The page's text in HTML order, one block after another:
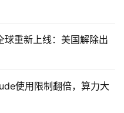
重新上线：美国解除出
使用限制翻倍，算力大